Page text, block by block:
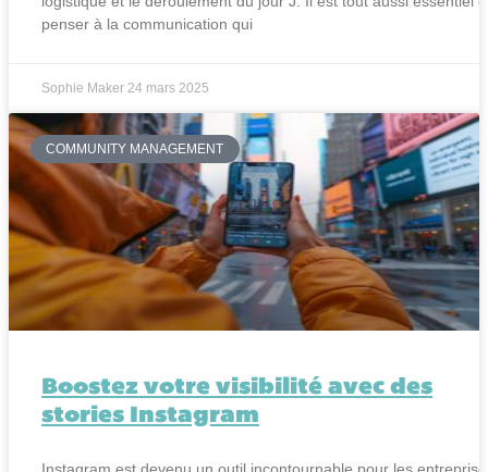
penser à la communication qui
Sophie Maker 24 mars 2025
COMMUNITY MANAGEMENT
Boostez votre visibilité avec des
stories Instagram
Instagram est devenu un outil incontournable pour les